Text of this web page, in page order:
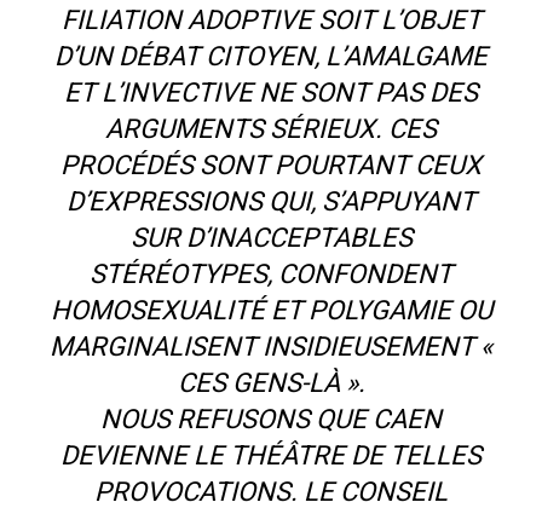
FILIATION ADOPTIVE SOIT L’OBJET
D’UN DÉBAT CITOYEN, L’AMALGAME
ET L’INVECTIVE NE SONT PAS DES
ARGUMENTS SÉRIEUX. CES
PROCÉDÉS SONT POURTANT CEUX
D’EXPRESSIONS QUI, S’APPUYANT
SUR D’INACCEPTABLES
STÉRÉOTYPES, CONFONDENT
HOMOSEXUALITÉ ET POLYGAMIE OU
MARGINALISENT INSIDIEUSEMENT «
CES GENS-LÀ ».
NOUS REFUSONS QUE CAEN
DEVIENNE LE THÉÂTRE DE TELLES
PROVOCATIONS. LE CONSEIL